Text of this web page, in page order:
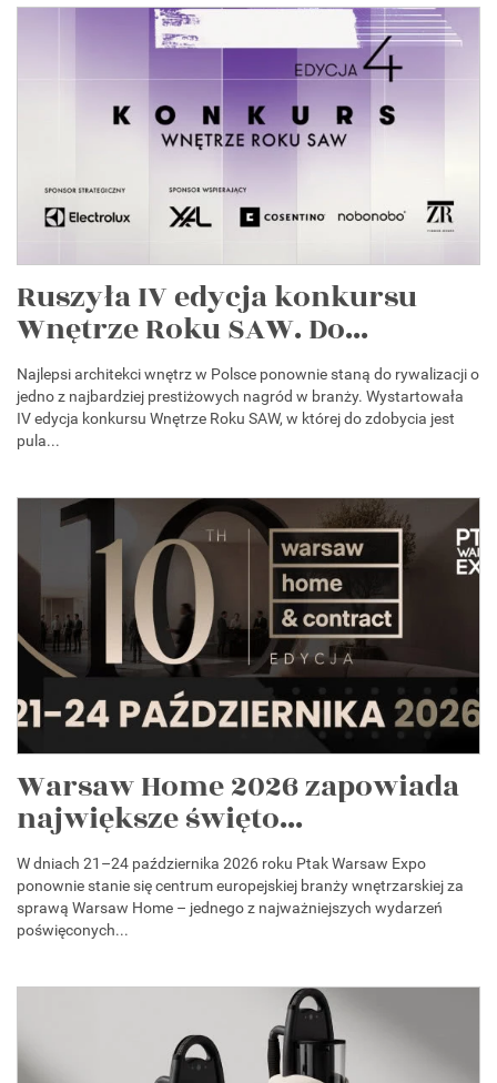
Ruszyła IV edycja konkursu
Wnętrze Roku SAW. Do...
Najlepsi architekci wnętrz w Polsce ponownie staną do rywalizacji o
jedno z najbardziej prestiżowych nagród w branży. Wystartowała
IV edycja konkursu Wnętrze Roku SAW, w której do zdobycia jest
pula...
Warsaw Home 2026 zapowiada
największe święto...
W dniach 21–24 października 2026 roku Ptak Warsaw Expo
ponownie stanie się centrum europejskiej branży wnętrzarskiej za
sprawą Warsaw Home – jednego z najważniejszych wydarzeń
poświęconych...